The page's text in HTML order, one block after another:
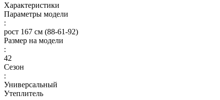
Характеристики
Параметры модели
:
рост 167 см (88-61-92)
Размер на модели
:
42
Сезон
:
Универсальный
Утеплитель